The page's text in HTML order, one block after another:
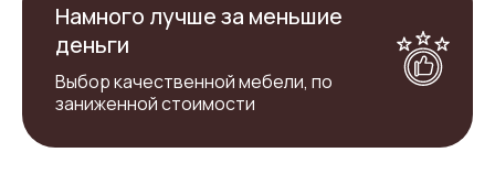
Намного лучше за меньшие
деньги
Выбор качественной мебели, по
заниженной стоимости